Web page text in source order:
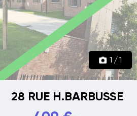
1 /1
28 RUE H.BARBUSSE